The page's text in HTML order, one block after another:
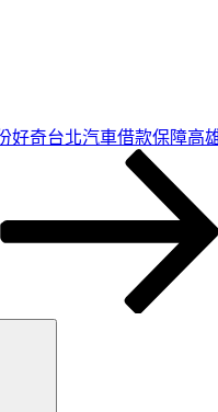
好奇台北汽車借款保障高